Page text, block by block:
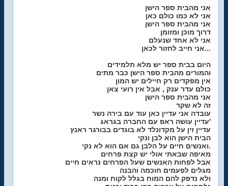
אני מהבית ספר הישן
אני לא כמו כולם כאן
אני מהבית ספר הישן
דרוך מוכן ומזומן
אני לא אחד שנעלם
אני חייב לחזור לכאן...
היום בבית ספר יש מלא תלמידים
והמורים מהבית ספר הישן כבר מתים
אין מפקדים רק חיילים יש המון
כולם עדר ענק , אבל אין רועי צאן
אני מהבית ספר הישן
זה לא שקר
עובדה אני עדיין כאן עוד עם בירה נשר
עדיין עושה ראפ עם החברה בגראג'
עדיין זין על מקדונלד לא בוגדים בבורגר ראנץ
הבית הישן הוא לבן ונקי
ואנשים חיים על הלבן גם אם הוא לא נקי.
מאיפה שבאתי אולי יש קצת פרחים
אבל לפחות האנשים שעל הפרחים נראים חיים
מגלים לפעמים חוכמה והבנה
ולא נדפק להם המוח בגלל לקוח ומנה